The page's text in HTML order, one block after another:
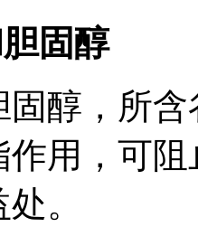
固醇
醇，所
用，可
。